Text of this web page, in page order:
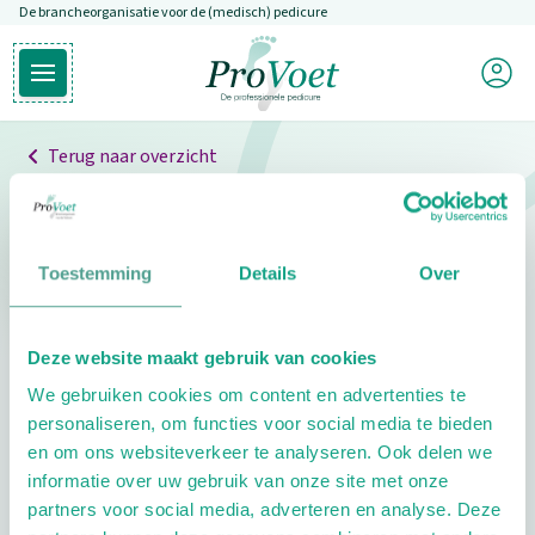
Toestemming Details Over
Deze website maakt gebruik van cookies
We gebruiken cookies om content en advertenties te
personaliseren, om functies voor social media te bieden
en om ons websiteverkeer te analyseren. Ook delen we
informatie over uw gebruik van onze site met onze
partners voor social media, adverteren en analyse. Deze
Overslaan en naar de inhoud gaan
De brancheorganisatie voor de (medisch) pedicure
Open hoofdmenu
Ga naar de homepagina
Mijn
Terug naar overzicht
Professionals
Pedicure niet gevonden
pedicure.